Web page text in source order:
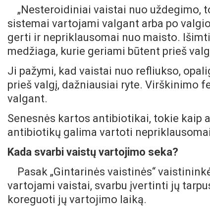
„Nesteroidiniai vaistai nuo uždegimo,
sistemai vartojami valgant arba po
gerti ir nepriklausomai nuo maisto.
medžiaga, kurie geriami būtent prieš
Ji pažymi, kad vaistai nuo refliukso,
prieš valgį, dažniausiai ryte. Virškinimo
valgant.
Senesnės kartos antibiotikai, tokie kaip
antibiotikų galima vartoti
Kada svarbi vaistų vartojimo seka?
Pasak „Gintarinės vaistinės“
vartojami vaistai, svarbu įvertinti jų
koreguoti jų vartojimo laiką.